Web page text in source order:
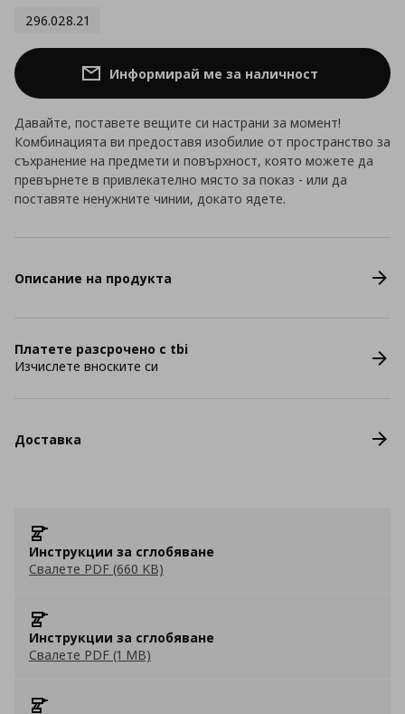
296.028.21
Информирай ме за наличност
Давайте, поставете вещите си настрани за момент!
Комбинацията ви предоставя изобилие от пространство за
съхранение на предмети и повърхност, която можете да
превърнете в привлекателно място за показ - или да
поставяте ненужните чинии, докато ядете.
Описание на продукта
Платете разсрочено с tbi
Изчислете вноските си
Доставка
Инструкции за сглобяване
Свалете PDF (660 KB)
Инструкции за сглобяване
Свалете PDF (1 MB)